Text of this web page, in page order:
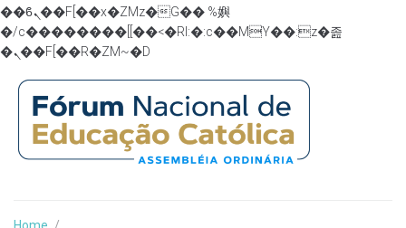
��ϐܢ��F[��x�ZMz�G�� %嬩
�/c��������[[��<�RI:�:c��MΎ��:z�졾
�ܢ��F[��R�ZM~�D